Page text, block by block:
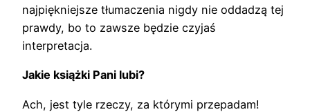
najpiękniejsze tłumaczenia nigdy nie oddadzą tej
prawdy, bo to zawsze będzie czyjaś
interpretacja.
Jakie książki Pani lubi?
Ach, jest tyle rzeczy, za którymi przepadam!